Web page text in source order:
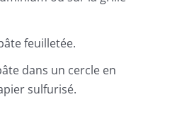
feuilletée.
dans un cercle en
sulfurisé.